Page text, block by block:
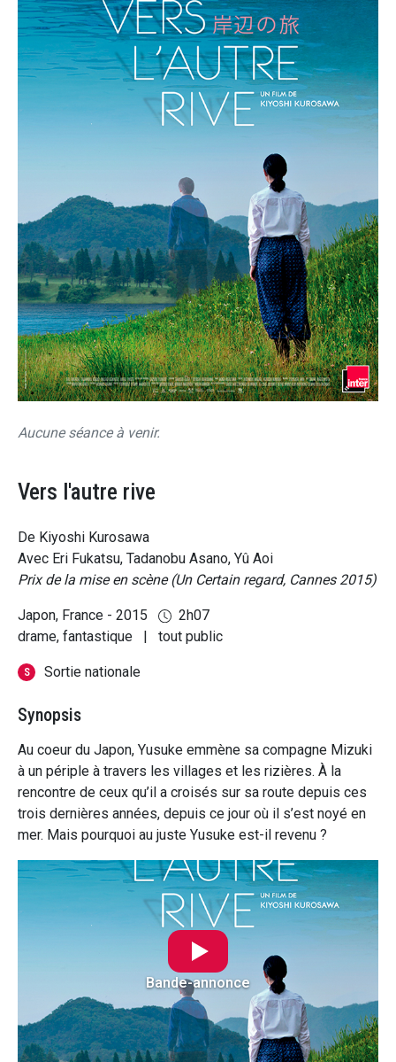
Aucune séance à venir.
Vers l'autre rive
De Kiyoshi Kurosawa
Avec Eri Fukatsu, Tadanobu Asano, Yû Aoi
Prix de la mise en scène (Un Certain regard, Cannes 2015)
Japon, France - 2015
2h07
drame, fantastique
tout public
S Sortie nationale
Synopsis
Au coeur du Japon, Yusuke emmène sa compagne Mizuki
à un périple à travers les villages et les rizières. À la
rencontre de ceux qu’il a croisés sur sa route depuis ces
trois dernières années, depuis ce jour où il s’est noyé en
mer. Mais pourquoi au juste Yusuke est-il revenu ?
Bande-annonce